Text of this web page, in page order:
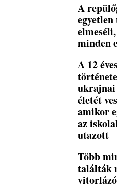
A
minden
A 12
életét
amikor
az
utazott
Több
találták